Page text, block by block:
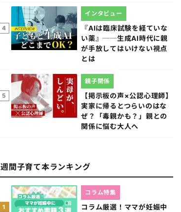
4
『AIは臨床試験を経ていな
い薬』──生成AI時代に親
が手放してはいけない視点
とは
インタビュー
5
【掲示板の声×公認心理師】
実家に帰るとつらいのはな
ぜ？「毒親かも？」親との
関係に悩む大人へ
親子関係
週間子育て本ランキング
1
コラム厳選！ママが妊娠中
コラム特集